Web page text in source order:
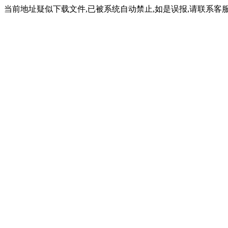
当前地址疑似下载文件,已被系统自动禁止,如是误报,请联系客